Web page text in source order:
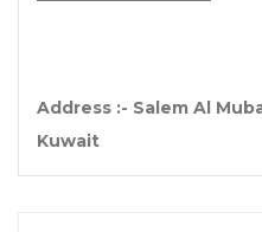
Address :- Salem Al
Kuwait